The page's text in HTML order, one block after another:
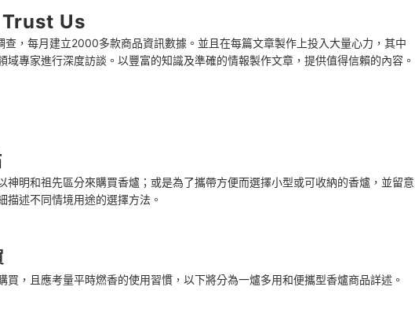
Us
，每月建立2000多款商品資訊數據。並且在每篇文章製作上投入大量心力，其中
域專家進行深度訪談。以豐富的知識及準確的情報製作文章，提供值得信賴的內容。
神明和祖先區分來購買香爐；或是為了攜帶方便而選擇小型或可收納的香爐，並留意
描述不同情境用途的選擇方法。
買，且應考量平時燃香的使用習慣，以下將分為一爐多用和便攜型香爐商品詳述。